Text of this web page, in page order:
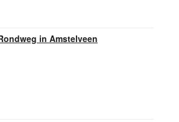
in Amstelveen